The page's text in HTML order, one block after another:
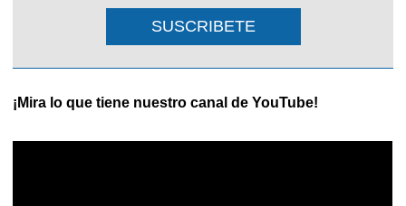
SUSCRIBETE
¡Mira lo que tiene nuestro canal de YouTube!